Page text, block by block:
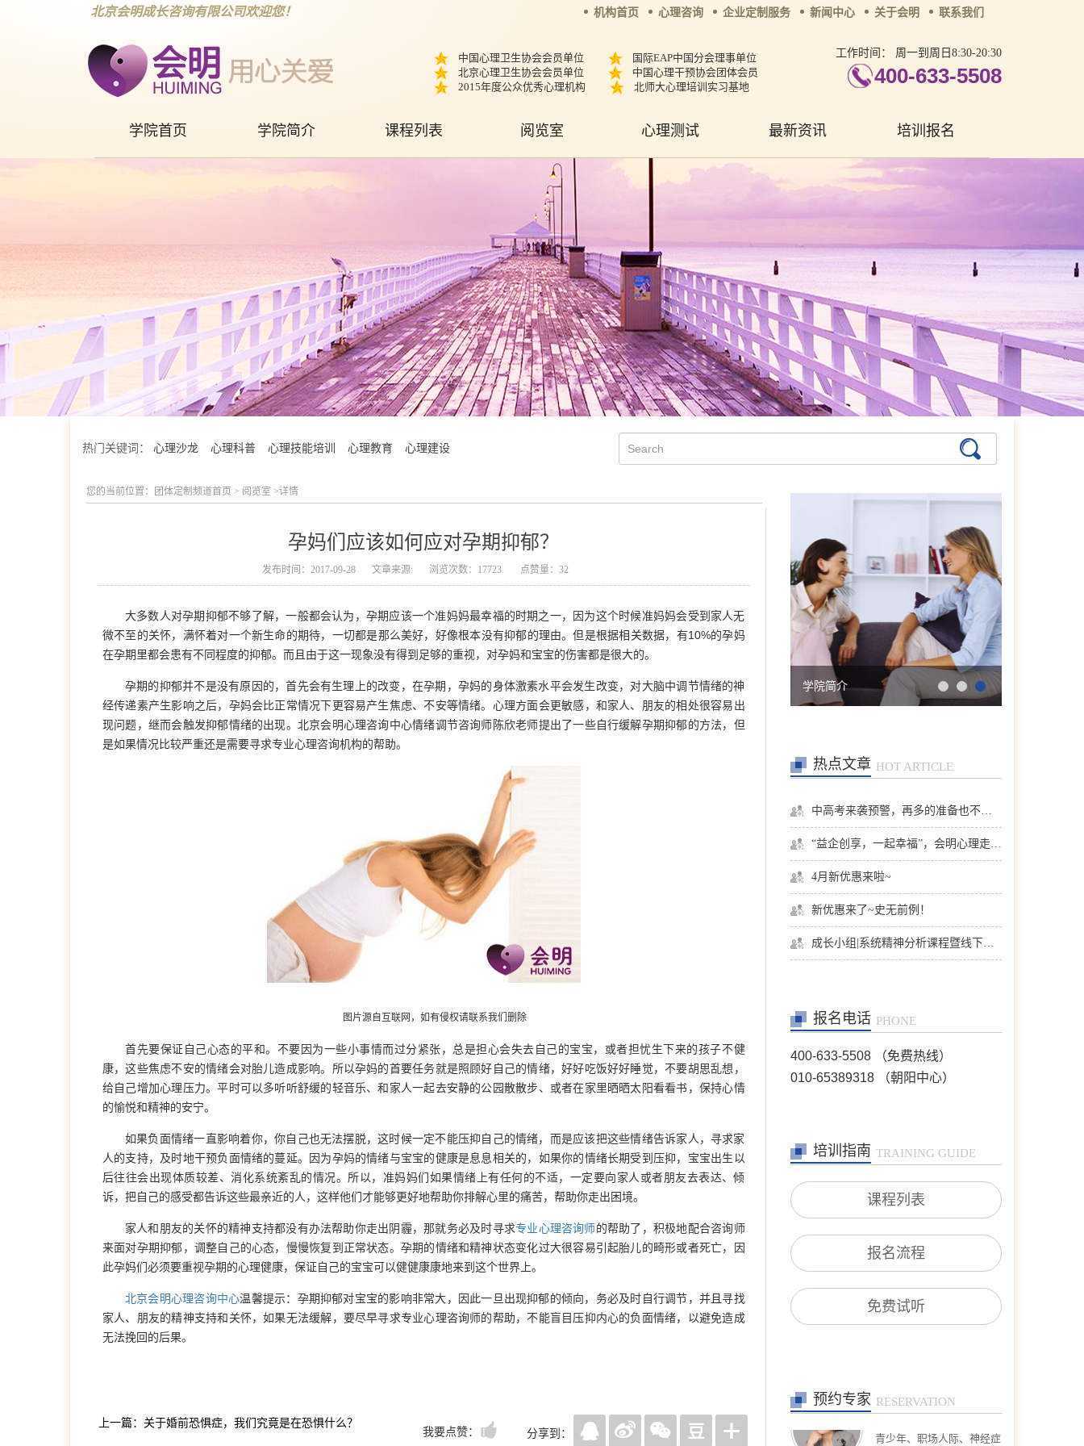
北京会明成长咨询有限公司欢迎您！ 机构首页 心理咨询 企业定制服务 新闻中心 关于会明 联系我们
中国心理卫生协会会员单位
国际EAP中国分会理事单位
北京心理卫生协会会员单位
中国心理干预协会团体会员
2015年度公众优秀心理机构
北师大心理培训实习基地
工作时间： 周一到周日8:30-20:30
400-633-5508
学院首页 学院简介 课程列表 阅览室 心理测试 最新资讯 培训报名
热门关键词： 心理沙龙 心理科普 心理技能培训 心理教育 心理建设
您的当前位置： 团体定制频道首页 > 阅览室 >详情
孕妈们应该如何应对孕期抑郁？
发布时间：2017-09-28 文章来源: 浏览次数：17723 点赞量：32
大多数人对孕期抑郁不够了解，一般都会认为，孕期应该一个准妈妈最幸福的时期之一，因为这个时候准妈妈会受到家人无
微不至的关怀，满怀着对一个新生命的期待，一切都是那么美好，好像根本没有抑郁的理由。但是根据相关数据，有10%的孕妈
在孕期里都会患有不同程度的抑郁。而且由于这一现象没有得到足够的重视，对孕妈和宝宝的伤害都是很大的。
孕期的抑郁并不是没有原因的，首先会有生理上的改变，在孕期，孕妈的身体激素水平会发生改变，对大脑中调节情绪的神
经传递素产生影响之后，孕妈会比正常情况下更容易产生焦虑、不安等情绪。心理方面会更敏感，和家人、朋友的相处很容易出
现问题，继而会触发抑郁情绪的出现。北京会明心理咨询中心情绪调节咨询师陈欣老师提出了一些自行缓解孕期抑郁的方法，但
是如果情况比较严重还是需要寻求专业心理咨询机构的帮助。
图片源自互联网，如有侵权请联系我们删除
首先要保证自己心态的平和。不要因为一些小事情而过分紧张，总是担心会失去自己的宝宝，或者担忧生下来的孩子不健
康，这些焦虑不安的情绪会对胎儿造成影响。所以孕妈的首要任务就是照顾好自己的情绪，好好吃饭好好睡觉，不要胡思乱想，
给自己增加心理压力。平时可以多听听舒缓的轻音乐、和家人一起去安静的公园散散步、或者在家里晒晒太阳看看书，保持心情
的愉悦和精神的安宁。
如果负面情绪一直影响着你，你自己也无法摆脱，这时候一定不能压抑自己的情绪，而是应该把这些情绪告诉家人，寻求家
人的支持，及时地干预负面情绪的蔓延。因为孕妈的情绪与宝宝的健康是息息相关的，如果你的情绪长期受到压抑，宝宝出生以
后往往会出现体质较差、消化系统紊乱的情况。所以，准妈妈们如果情绪上有任何的不适，一定要向家人或者朋友去表达、倾
诉，把自己的感受都告诉这些最亲近的人，这样他们才能够更好地帮助你排解心里的痛苦，帮助你走出困境。
家人和朋友的关怀的精神支持都没有办法帮助你走出阴霾，那就务必及时寻求专业心理咨询师的帮助了，积极地配合咨询师
来面对孕期抑郁，调整自己的心态，慢慢恢复到正常状态。孕期的情绪和精神状态变化过大很容易引起胎儿的畸形或者死亡，因
此孕妈们必须要重视孕期的心理健康，保证自己的宝宝可以健健康康地来到这个世界上。
北京会明心理咨询中心温馨提示：孕期抑郁对宝宝的影响非常大，因此一旦出现抑郁的倾向，务必及时自行调节，并且寻找
家人、朋友的精神支持和关怀，如果无法缓解，要尽早寻求专业心理咨询师的帮助，不能盲目压抑内心的负面情绪，以避免造成
无法挽回的后果。
上一篇：关于婚前恐惧症，我们究竟是在恐惧什么？
我要点赞： 分享到：
学院简介 会明大事记 会明优势 学院简介
热点文章 HOT ARTICLE
中高考来袭预警，再多的准备也不嫌多，这一份考生福利等你来拿
“益企创享，一起幸福”，会明心理走进社区公益，与居民一起让社区更美好
4月新优惠来啦~
新优惠来了~史无前例！
成长小组|系统精神分析课程暨线下团体成长小组招募
报名电话 PHONE
400-633-5508 （免费热线）
010-65389318 （朝阳中心）
培训指南 TRAINING GUIDE
课程列表
报名流程
免费试听
预约专家 RESERVATION
首席咨询师
擅长：儿童青少年、亲子沟
通与亲职教育、恋爱婚姻与
亲密关系
在线预约 >>
孙月芬首席咨询师
擅长:全面，婚恋、情绪、
躯体化、亲子、个人等
张洪首席咨询师
症、婚恋情感、个人成长等
在线预约>>
陈欣
擅长：职场、人际、两性关
在线预约>>
擅长：情绪情感(情绪困
扰、自我冲突、自我发展、
人际关系等)；婚恋家庭(恋
爱失恋、夫妻沟通、婆媳关
系、婚外情等)；青少年咨
在线预约>>
沈莉首席咨询师
擅长：婚恋情感问题、青少
年问题、 产前产后抑郁、
个人成长、职业发展。
王宾专家咨询师
擅长：恋爱婚姻、亲子、家
庭，躯体及先天缺陷、疾病
高钰荣专家咨询师
青少年、职场人际、神经症